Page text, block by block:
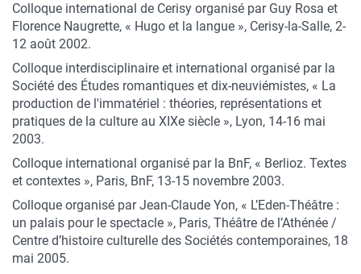
Colloque international de Cerisy organisé par Guy Rosa et
Florence Naugrette, « Hugo et la langue », Cerisy-la-Salle, 2-
12 août 2002.
Colloque interdisciplinaire et international organisé par la
Société des Études romantiques et dix-neuviémistes, « La
production de l'immatériel : théories, représentations et
pratiques de la culture au XIXe siècle », Lyon, 14-16 mai
2003.
Colloque international organisé par la BnF, « Berlioz. Textes
et contextes », Paris, BnF, 13-15 novembre 2003.
Colloque organisé par Jean-Claude Yon, « L’Eden-Théâtre :
un palais pour le spectacle », Paris, Théâtre de l’Athénée /
Centre d’histoire culturelle des Sociétés contemporaines, 18
mai 2005.